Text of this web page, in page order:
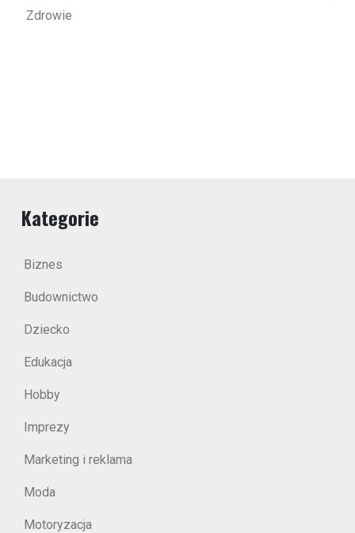
Zdrowie
Kategorie
Biznes
Budownictwo
Dziecko
Edukacja
Hobby
Imprezy
Marketing i reklama
Moda
Motoryzacja